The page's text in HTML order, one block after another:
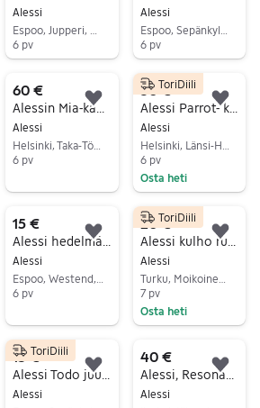
Alessi
6 pv
Alessi
6 pv
60 €
Alessin Mia-kaadin
Alessi
6 pv
Lisää suosikiksi.
30 €
Alessi Parrot- korkkiruuvi
Alessi
6 pv
Osta heti
ToriDiili
15 €
Alessi
6 pv
Lisää suosikiksi.
20 €
Alessi
7 pv
Osta heti
ToriDiili
15 €
Alessi
ToriDiili
Lisää suosikiksi.
40 €
Alessi